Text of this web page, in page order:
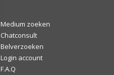
Medium zoeken
Chatconsult
Belverzoeken
Login account
F.A.Q